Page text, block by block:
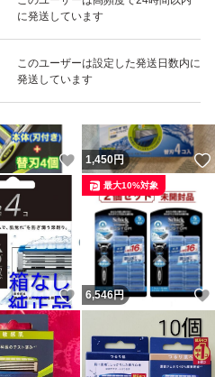
に発送しています
このユーザーは設定した発送日数内に
発送しています
いいね！
1,999
いいね！
1,450円
いいね！
6,546円
最大10%対象